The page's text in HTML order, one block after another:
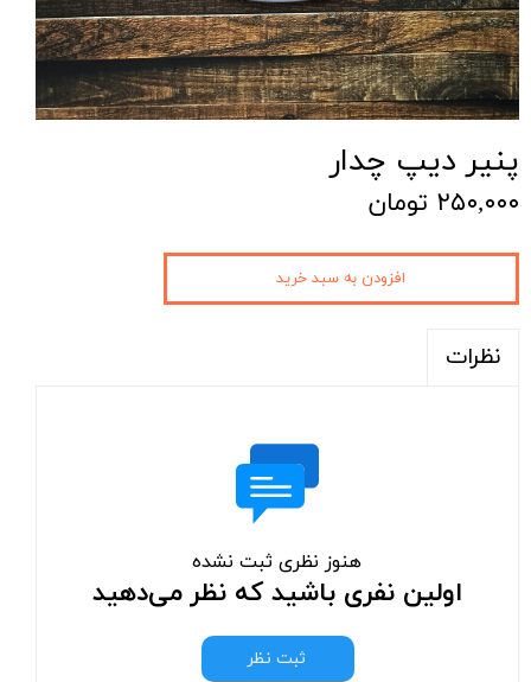
پنیر دیپ چدار
۲۵۰,۰۰۰ تومان
افزودن به سبد خرید
نظرات
هنوز نظری ثبت نشده
اولین نفری باشید که نظر می‌دهید
ثبت نظر